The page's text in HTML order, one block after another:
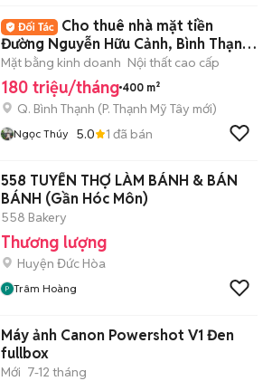
Cho thuê nhà mặt tiền
Đường Nguyễn Hữu Cảnh, Bình Thạnh.
DT: 20x20m
Mặt bằng kinh doanh Nội thất cao cấp
180 triệu/tháng 400 m²
Q. Bình Thạnh (P. Thạnh Mỹ Tây mới)
Ngọc Thúy 5.0 1 đã bán
558 TUYỂN THỢ LÀM BÁNH & BÁN
BÁNH (Gần Hóc Môn)
558 Bakery
Thương lượng
Huyện Đức Hòa
Trâm Hoàng
Máy ảnh Canon Powershot V1 Đen
fullbox
Mới 7-12 tháng